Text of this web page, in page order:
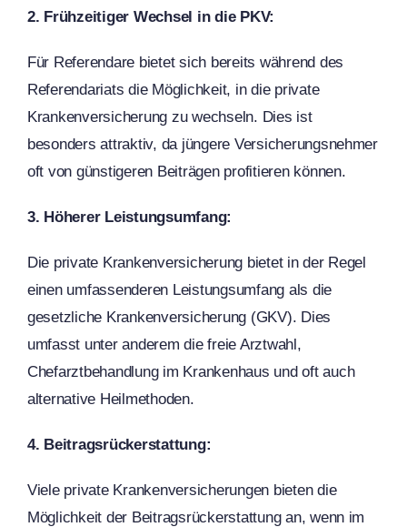
2. Frühzeitiger Wechsel in die PKV:
Für Referendare bietet sich bereits während des
Referendariats die Möglichkeit, in die private
Krankenversicherung zu wechseln. Dies ist
besonders attraktiv, da jüngere Versicherungsnehmer
oft von günstigeren Beiträgen profitieren können.
3. Höherer Leistungsumfang:
Die private Krankenversicherung bietet in der Regel
einen umfassenderen Leistungsumfang als die
gesetzliche Krankenversicherung (GKV). Dies
umfasst unter anderem die freie Arztwahl,
Chefarztbehandlung im Krankenhaus und oft auch
alternative Heilmethoden.
4. Beitragsrückerstattung:
Viele private Krankenversicherungen bieten die
Möglichkeit der Beitragsrückerstattung an, wenn im